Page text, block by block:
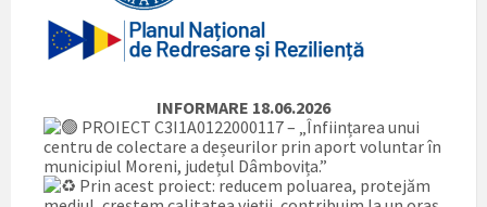
INFORMARE 18.06.2026
PROIECT C3I1A0122000117 – „Înființarea unui
centru de colectare a deșeurilor prin aport voluntar în
municipiul Moreni, județul Dâmbovița.”
Prin acest proiect: reducem poluarea, protejăm